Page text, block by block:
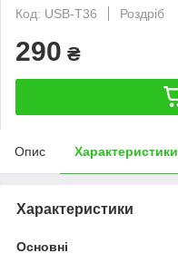
Код: USB-T36
Роздріб
290 ₴
Опис Характеристики
Характеристики
Основні